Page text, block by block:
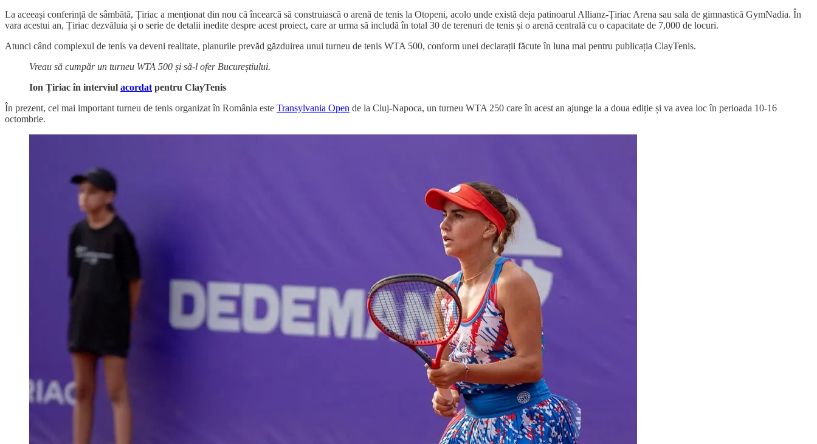
La aceeași conferință de sâmbătă, Țiriac a menționat din nou că încearcă să construiască o arenă de tenis la Otopeni, acolo unde există deja patinoarul Allianz-Țiriac Arena sau sala de gimnastică GymNadia. În
vara acestui an, Țiriac dezvăluia și o serie de detalii inedite despre acest proiect, care ar urma să includă în total 30 de terenuri de tenis și o arenă centrală cu o capacitate de 7,000 de locuri.
Atunci când complexul de tenis va deveni realitate, planurile prevăd găzduirea unui turneu de tenis WTA 500, conform unei declarații făcute în luna mai pentru publicația ClayTenis.
Vreau să cumpăr un turneu WTA 500 și să-l ofer Bucureștiului.
Ion Țiriac în interviul acordat pentru ClayTenis
În prezent, cel mai important turneu de tenis organizat în România este Transylvania Open de la Cluj-Napoca, un turneu WTA 250 care în acest an ajunge la a doua ediție și va avea loc în perioada 10-16
octombrie.